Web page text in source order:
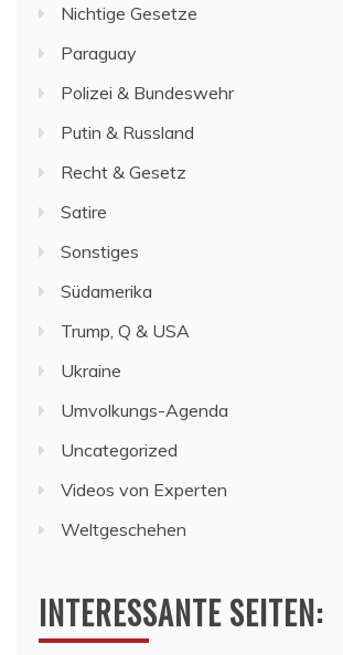
Nichtige Gesetze
Paraguay
Polizei & Bundeswehr
Putin & Russland
Recht & Gesetz
Satire
Sonstiges
Südamerika
Trump, Q & USA
Ukraine
Umvolkungs-Agenda
Uncategorized
Videos von Experten
Weltgeschehen
INTERESSANTE SEITEN: